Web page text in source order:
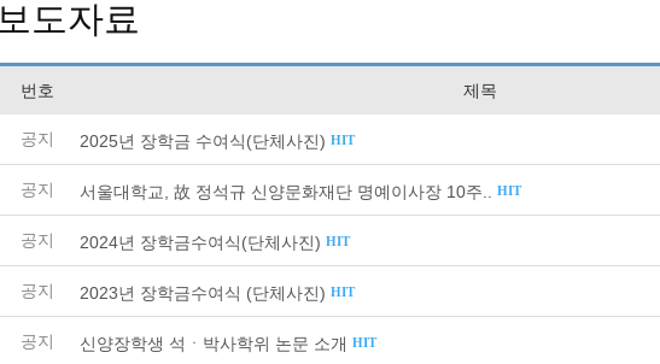
보도자료
번호 제목
공지 2025년 장학금 수여식(단체사진) HIT
공지 서울대학교, 故 정석규 신양문화재단 명예이사장 10주.. HIT
공지 2024년 장학금수여식(단체사진) HIT
공지 2023년 장학금수여식 (단체사진) HIT
공지 신양장학생 석ㆍ박사학위 논문 소개 HIT